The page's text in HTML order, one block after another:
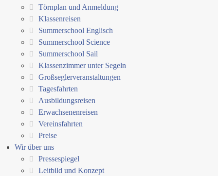
Törnplan und Anmeldung
Klassenreisen
Summerschool Englisch
Summerschool Science
Summerschool Sail
Klassenzimmer unter Segeln
Großseglerveranstaltungen
Tagesfahrten
Ausbildungsreisen
Erwachsenenreisen
Vereinsfahrten
Preise
Wir über uns
Pressespiegel
Leitbild und Konzept